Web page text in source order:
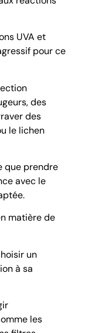
UVA et
pour ce
des
des
le lichen
que prendre
avec le
matière de
un
à sa
les